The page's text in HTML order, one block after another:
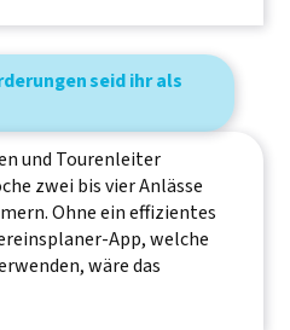
seid ihr als
und Tourenleiter
zwei bis vier Anlässe
Ohne ein effizientes
App, welche
wäre das